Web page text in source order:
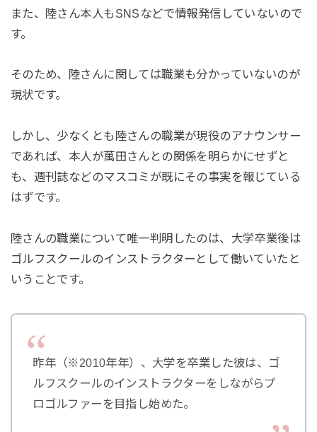
また、陸さん本人もSNSなどで情報発信していないので
す。
そのため、陸さんに関しては職業も分かっていないのが
現状です。
しかし、少なくとも陸さんの職業が現役のアナウンサー
であれば、本人が萬田さんとの関係を明らかにせずと
も、週刊誌などのマスコミが既にその事実を報じている
はずです。
陸さんの職業について唯一判明したのは、大学卒業後は
ゴルフスクールのインストラクターとして働いていたと
いうことです。
昨年（※2010年年）、大学を卒業した彼は、ゴ
ルフスクールのインストラクターをしながらプ
ロゴルファーを目指し始めた。